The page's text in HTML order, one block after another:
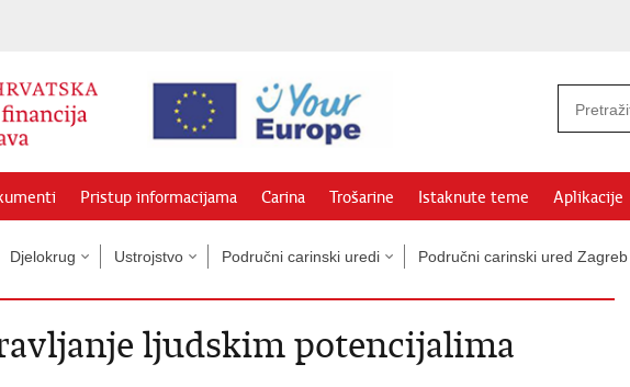
Pristup informacijama Carina Trošarine Istaknute teme Aplikacije
Djelokrug Ustrojstvo Područni carinski uredi Područni carinski ured Zagreb
ljudskim potencijalima